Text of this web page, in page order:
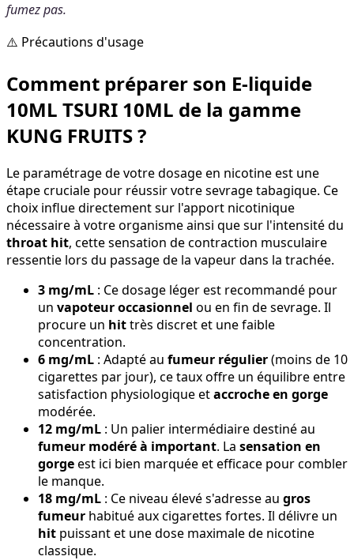
fumez pas.
⚠️ Précautions d'usage
Comment préparer son E-liquide
10ML TSURI 10ML de la gamme
KUNG FRUITS ?
Le paramétrage de votre dosage en nicotine est une
étape cruciale pour réussir votre sevrage tabagique. Ce
choix influe directement sur l'apport nicotinique
nécessaire à votre organisme ainsi que sur l'intensité du
throat hit, cette sensation de contraction musculaire
ressentie lors du passage de la vapeur dans la trachée.
3 mg/mL : Ce dosage léger est recommandé pour
un vapoteur occasionnel ou en fin de sevrage. Il
procure un hittrès discret et une faible
concentration.
6 mg/mL : Adapté au fumeur régulier(moins de 10
cigarettes par jour), ce taux offre un équilibre entre
satisfaction physiologique etaccroche en gorge
modérée.
12 mg/mL : Un palier intermédiaire destiné au
fumeur modéré à important. La sensation en
gorgeest ici bien marquée et efficace pour combler
le manque.
18 mg/mL : Ce niveau élevé s'adresse au gros
fumeur habitué aux cigarettes fortes. Il délivre un
hit puissant et une dose maximale de nicotine
classique.